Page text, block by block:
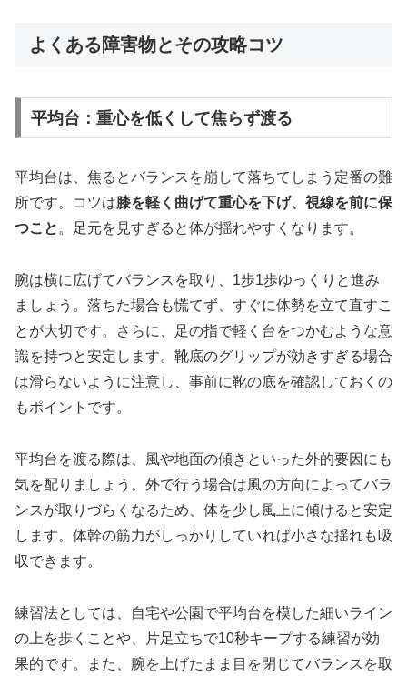
よくある障害物とその攻略コツ
平均台：重心を低くして焦らず渡る
平均台は、焦るとバランスを崩して落ちてしまう定番の難
所です。コツは膝を軽く曲げて重心を下げ、視線を前に保
つこと。足元を見すぎると体が揺れやすくなります。
腕は横に広げてバランスを取り、1歩1歩ゆっくりと進み
ましょう。落ちた場合も慌てず、すぐに体勢を立て直すこ
とが大切です。さらに、足の指で軽く台をつかむような意
識を持つと安定します。靴底のグリップが効きすぎる場合
は滑らないように注意し、事前に靴の底を確認しておくの
もポイントです。
平均台を渡る際は、風や地面の傾きといった外的要因にも
気を配りましょう。外で行う場合は風の方向によってバラ
ンスが取りづらくなるため、体を少し風上に傾けると安定
します。体幹の筋力がしっかりしていれば小さな揺れも吸
収できます。
練習法としては、自宅や公園で平均台を模した細いライン
の上を歩くことや、片足立ちで10秒キープする練習が効
果的です。また、腕を上げたまま目を閉じてバランスを取